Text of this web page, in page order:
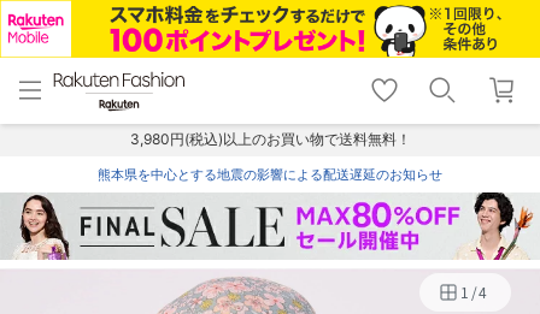
menu home
トップ
shopping_cart lock_outline
ログイン
3,980円(税込)以上のお買い物で送料無料！
熊本県を中心とする地震の影響による配送遅延のお知らせ
1 /4